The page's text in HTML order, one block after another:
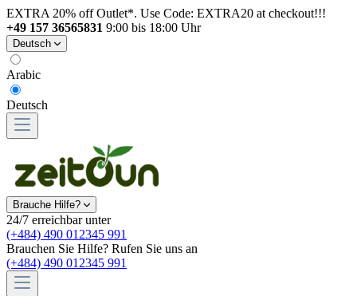
EXTRA 20% off Outlet*. Use Code: EXTRA20 at checkout!!!
+49 157 36565831 9:00 bis 18:00 Uhr
Deutsch
Arabic
Deutsch
Brauche Hilfe?
24/7 erreichbar unter
(+484) 490 012345 991
Brauchen Sie Hilfe? Rufen Sie uns an
(+484) 490 012345 991